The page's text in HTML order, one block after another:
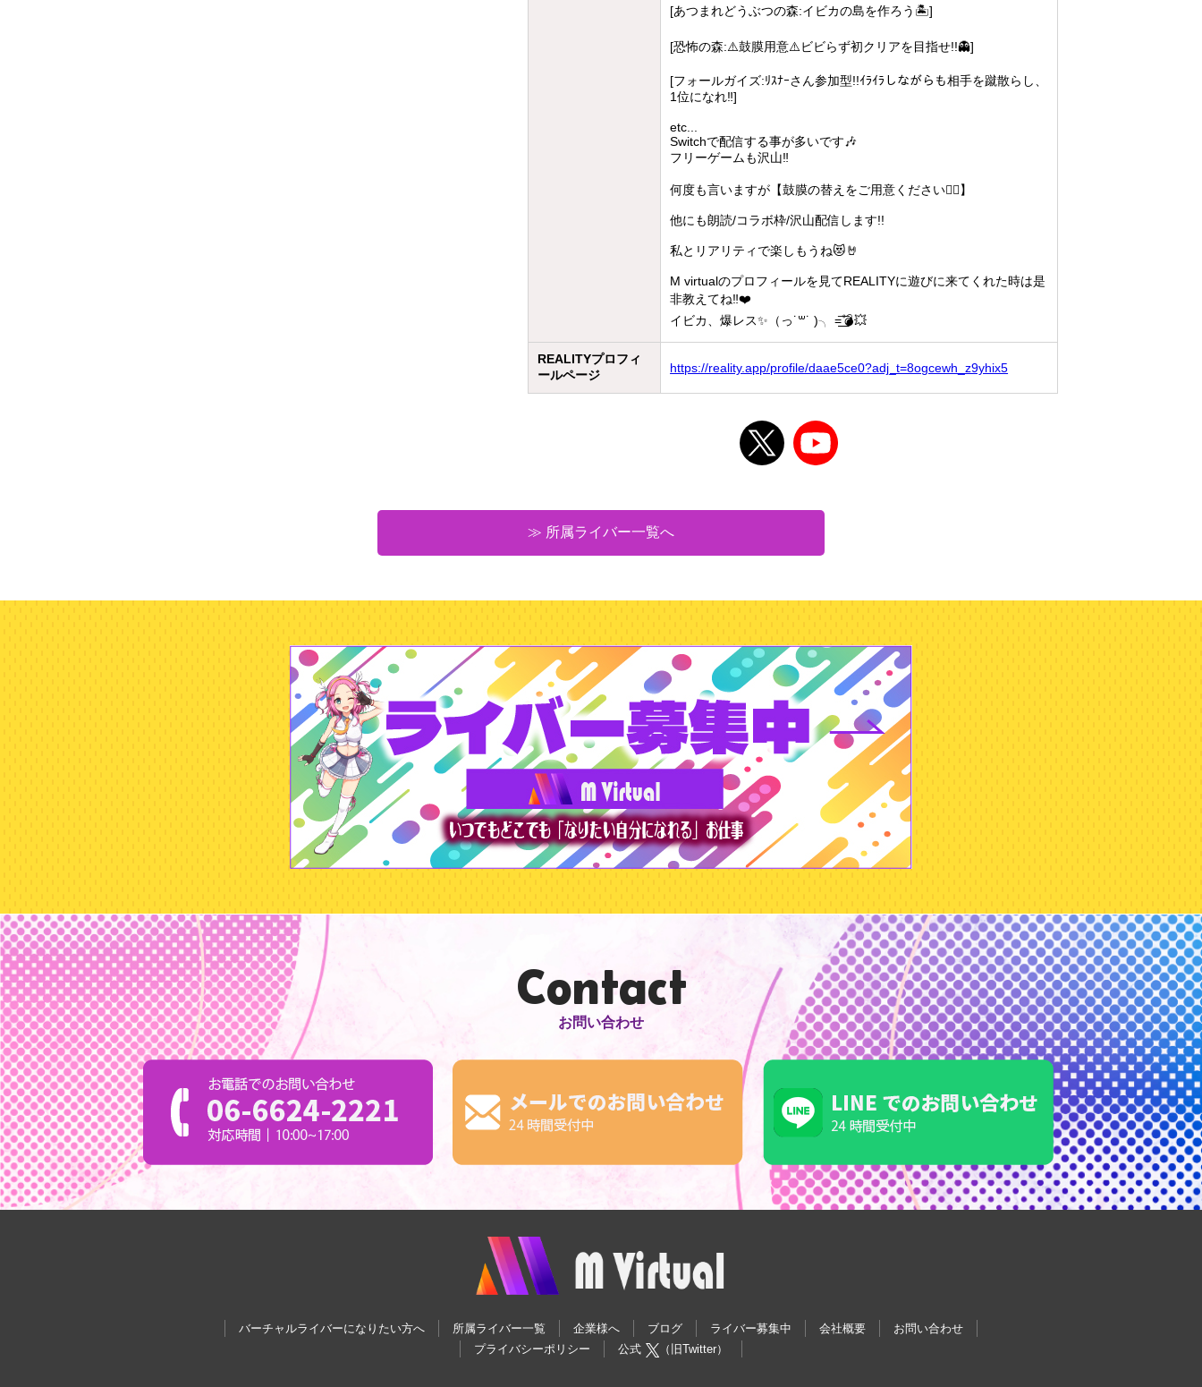
[あつまれどうぶつの森:イビカの島を作ろう🏝]
[恐怖の森:⚠️鼓膜用意⚠️ビビらず初クリアを目指せ!!👻]
[フォールガイズ:ﾘｽﾅｰさん参加型!!ｲﾗｲﾗしながらも相手を蹴散らし、
1位になれ‼️]
etc...
Switchで配信する事が多いです🎶
フリーゲームも沢山‼️
何度も言いますが【鼓膜の替えをご用意ください🙇‍♀️】
他にも朗読/コラボ枠/沢山配信します!!
私とリアリティで楽しもうね😻🤘
M virtualのプロフィールを見てREALITYに遊びに来てくれた時は是
非教えてね‼️❤️
イビカ、爆レス✨（っ˙꒳​˙ )╮ =͟͟͞💣💥
REALITYプロフィ
ールページ
https://reality.app/profile/daae5ce0?adj_t=8ogcewh_z9yhix5
≫ 所属ライバー一覧へ
Contact
お問い合わせ
バーチャルライバーになりたい方へ 所属ライバー一覧 企業様へ ブログ ライバー募集中 会社概要
お問い合わせ
プライバシーポリシー
公式 （旧Twitter）